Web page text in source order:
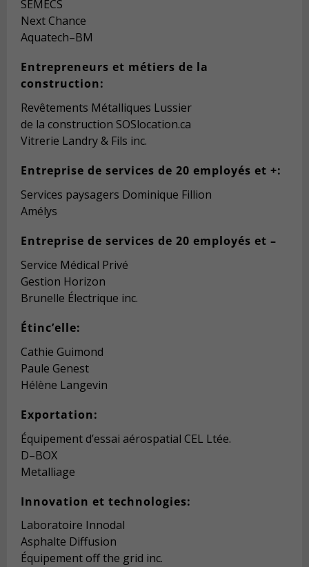
SÉMECS
Next Chance
Aquatech–BM
Entrepreneurs et métiers de la
construction:
Revêtements Métalliques Lussier
de la construction SOSlocation.ca
Vitrerie Landry & Fils inc.
Entreprise de services de 20 employés et +:
Services paysagers Dominique Fillion
Amélys
Entreprise de services de 20 employés et –
Service Médical Privé
Gestion Horizon
Brunelle Électrique inc.
Étinc’elle:
Cathie Guimond
Paule Genest
Hélène Langevin
Exportation:
Équipement d’essai aérospatial CEL Ltée.
D–BOX
Metalliage
Innovation et technologies:
Laboratoire Innodal
Asphalte Diffusion
Équipement off the grid inc.